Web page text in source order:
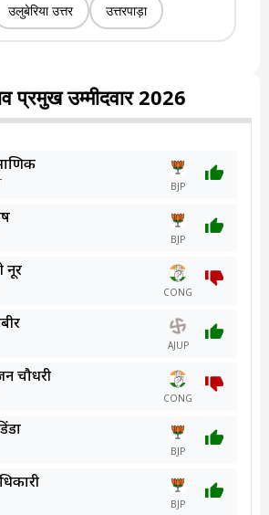
उलुबेरिया उत्तर उत्तरपाड़ा
प्रमुख उम्मीदवार 2026